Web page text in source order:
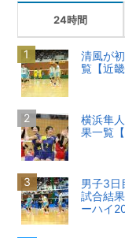
24時間
清風が
覧【近
横浜隼
果一覧
男子3日
試合結
ーハイ